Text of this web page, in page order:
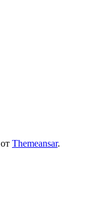
от Themeansar.